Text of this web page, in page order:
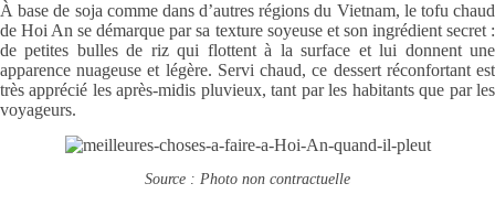
À base de soja comme dans d’autres régions du Vietnam, le tofu chaud
de Hoi An se démarque par sa texture soyeuse et son ingrédient secret :
de petites bulles de riz qui flottent à la surface et lui donnent une
apparence nuageuse et légère. Servi chaud, ce dessert réconfortant est
très apprécié les après-midis pluvieux, tant par les habitants que par les
voyageurs.
Source : Photo non contractuelle